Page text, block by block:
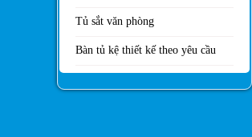
Tủ sắt văn phòng
Bàn tủ kệ thiết kế theo yêu cầu